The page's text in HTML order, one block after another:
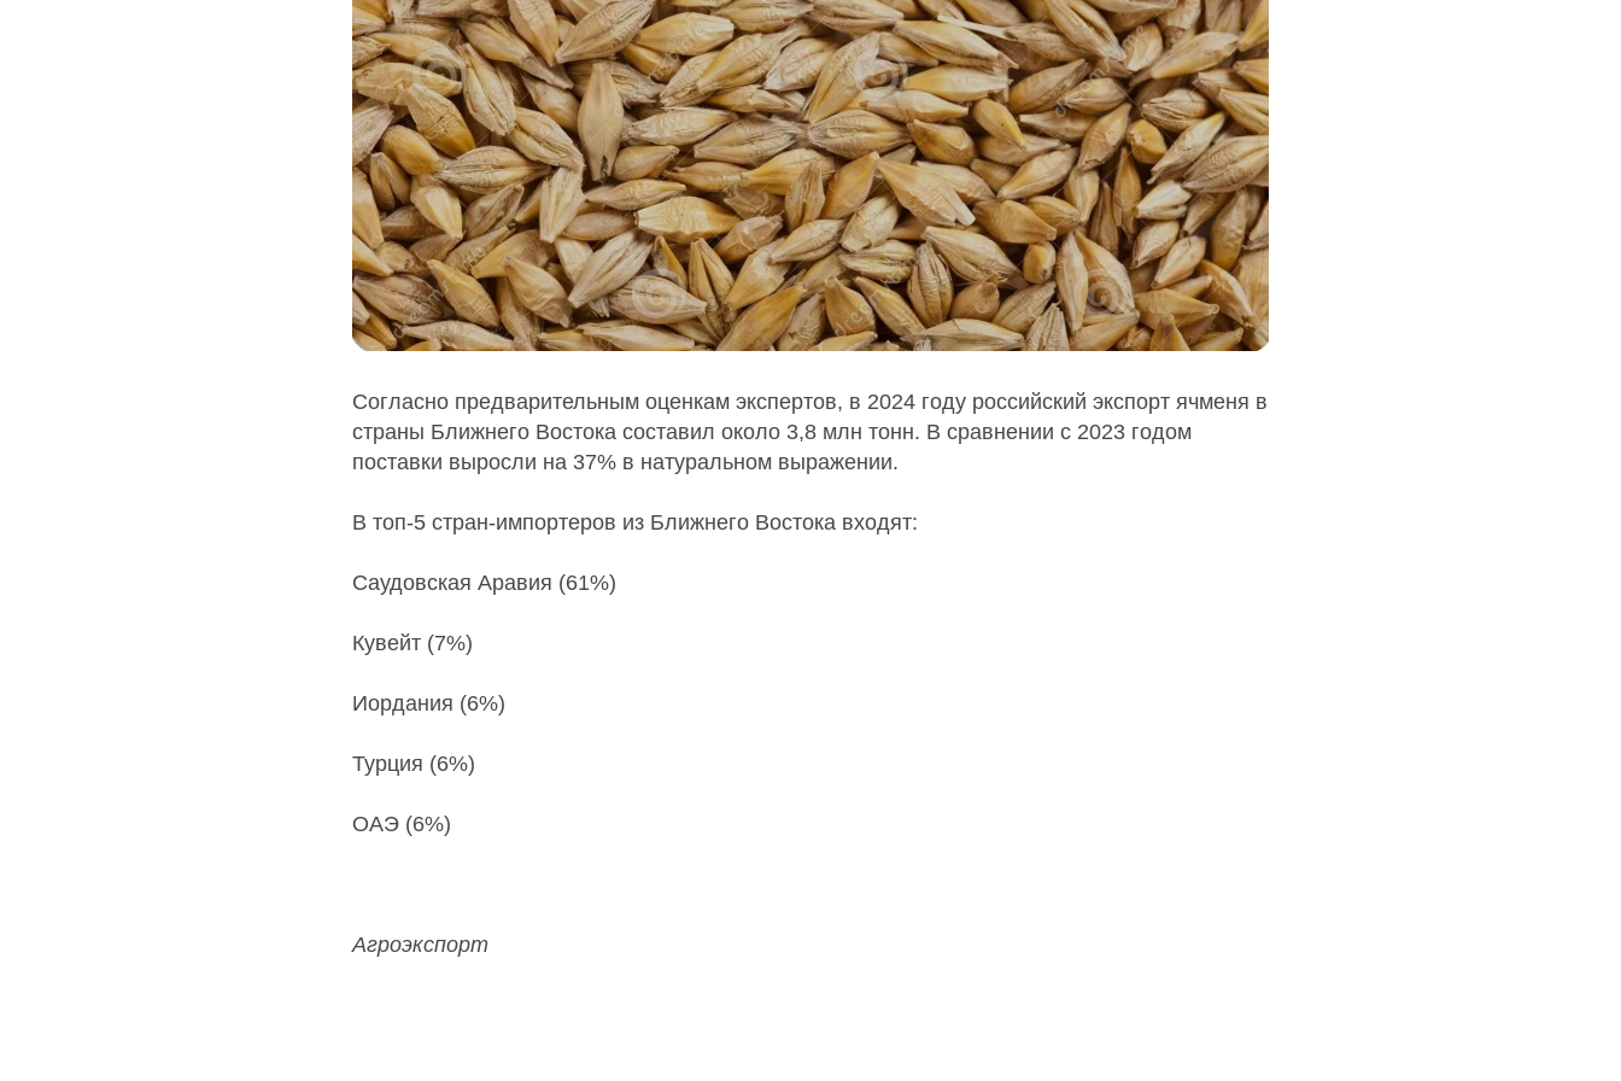
Согласно предварительным оценкам экспертов, в 2024 году российский экспорт ячменя в
страны Ближнего Востока составил около 3,8 млн тонн. В сравнении с 2023 годом
поставки выросли на 37% в натуральном выражении.
В топ-5 стран-импортеров из Ближнего Востока входят:
Саудовская Аравия (61%)
Кувейт (7%)
Иордания (6%)
Турция (6%)
ОАЭ (6%)
Агроэкспорт